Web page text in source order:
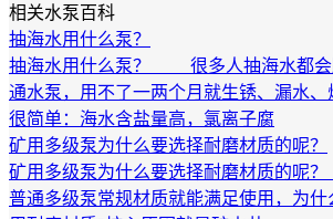
相关水泵百科
抽海水用什么泵？
抽海水用什么泵？ 很多人抽海水都会
通水泵，用不了一两个月就生锈、漏水、
很简单：海水含盐量高，氯离子腐
矿用多级泵为什么要选择耐磨材质的呢？
矿用多级泵为什么要选择耐磨材质的
普通多级泵常规材质就能满足使用，为